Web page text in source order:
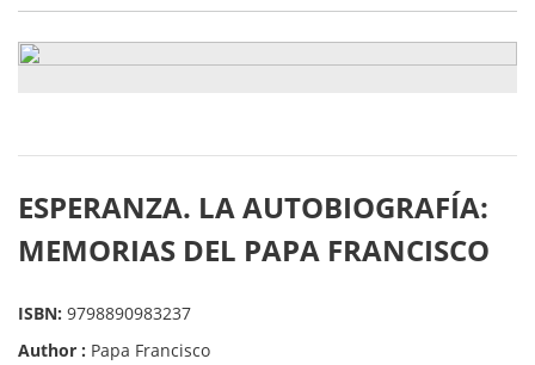
ESPERANZA. LA AUTOBIOGRAFÍA:
MEMORIAS DEL PAPA FRANCISCO
ISBN: 9798890983237
Author : Papa Francisco